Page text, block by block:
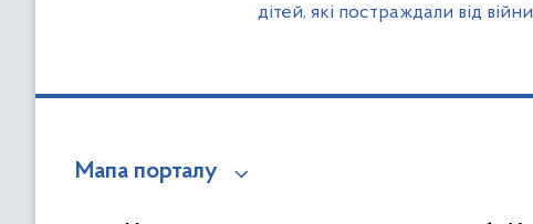
дітей, які постраждали від війни
Мапа порталу